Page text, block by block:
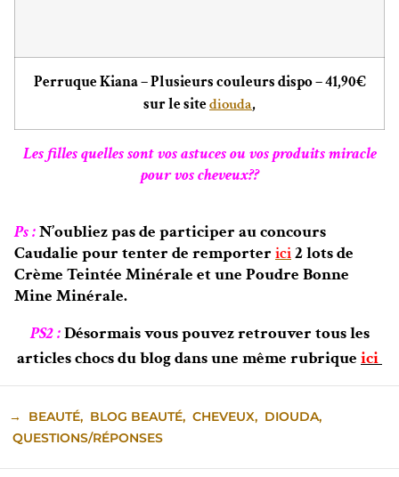
Perruque Kiana – Plusieurs couleurs dispo – 41,90€
sur le sitediouda,
Les filles quelles sont vos astuces ou vos produits miracle
pour vos cheveux??
Ps :N’oubliez pas de participer au concours
Caudalie pour tenter de remporter ici2 lots de
Crème Teintée Minérale et une Poudre Bonne
Mine Minérale.
PS2 :Désormais vous pouvez retrouver tous les
articles chocs du blog dans une même rubrique ici
→ BEAUTÉ, BLOG BEAUTÉ, CHEVEUX, DIOUDA,
QUESTIONS/RÉPONSES